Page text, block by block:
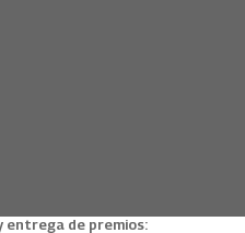
entrega de premios: